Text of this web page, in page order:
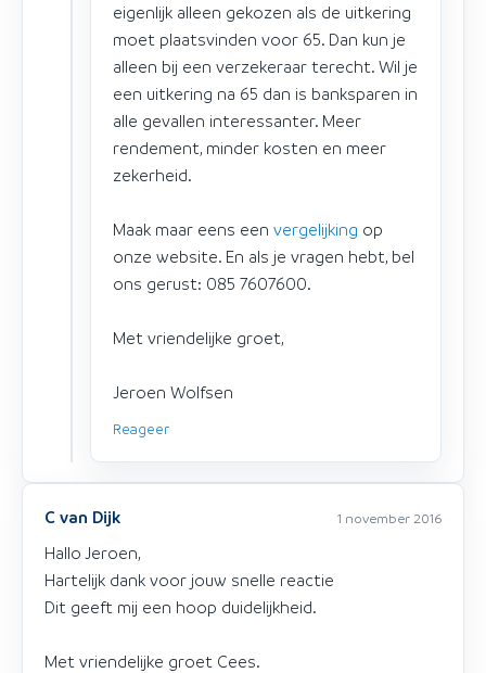
eigenlijk alleen gekozen als de uitkering
moet plaatsvinden voor 65. Dan kun je
alleen bij een verzekeraar terecht. Wil je
een uitkering na 65 dan is banksparen in
alle gevallen interessanter. Meer
rendement, minder kosten en meer
zekerheid.
Maak maar eens een vergelijking op
onze website. En als je vragen hebt, bel
ons gerust: 085 7607600.
Met vriendelijke groet,
Jeroen Wolfsen
Reageer
C van Dijk 1 november 2016
Hallo Jeroen,
Hartelijk dank voor jouw snelle reactie
Dit geeft mij een hoop duidelijkheid.
Met vriendelijke groet Cees.